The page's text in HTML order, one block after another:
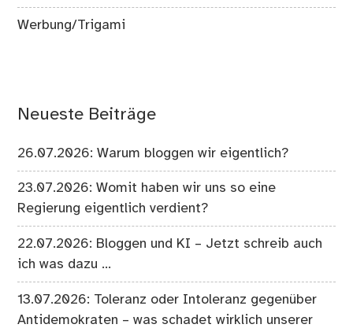
Werbung/Trigami
Neueste Beiträge
26.07.2026: Warum bloggen wir eigentlich?
23.07.2026: Womit haben wir uns so eine
Regierung eigentlich verdient?
22.07.2026: Bloggen und KI – Jetzt schreib auch
ich was dazu …
13.07.2026: Toleranz oder Intoleranz gegenüber
Antidemokraten – was schadet wirklich unserer